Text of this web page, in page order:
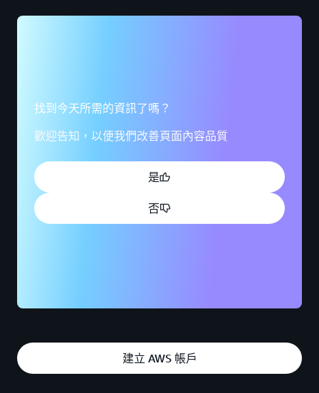
找到今天所需的資訊了嗎？
歡迎告知，以便我們改善頁面內容品質
是
否
建立 AWS 帳戶